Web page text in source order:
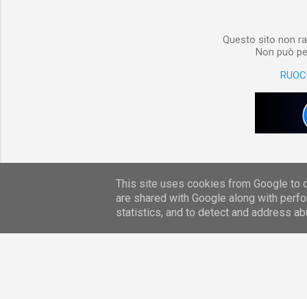
Questo sito non
Non può
This site uses cookies from Google to
are shared with Google along with
statistics, and to detect and address